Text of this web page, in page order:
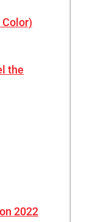
Color)
the
2022